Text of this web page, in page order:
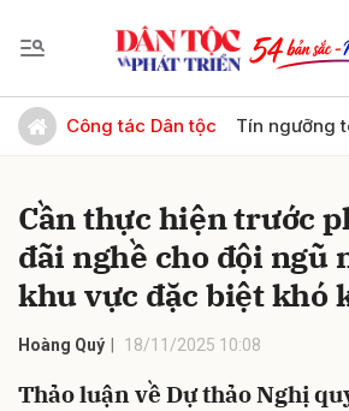
Công tác Dân tộc Tín ngưỡng
Cần thực hiện trước
đãi nghề cho đội ngũ
khu vực đặc biệt khó
Hoàng Quý 18/11/2025 10:08
Thảo luận về Dự thảo Nghị
Gửi bình luận